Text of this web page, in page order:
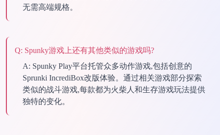
无需高端规格。
Q: Spunky游戏上还有其他类似的游戏吗?
A: Spunky Play平台托管众多动作游戏,包括创意的
Sprunki IncrediBox改版体验。通过相关游戏部分探索
类似的战斗游戏,每款都为火柴人和生存游戏玩法提供
独特的变化。